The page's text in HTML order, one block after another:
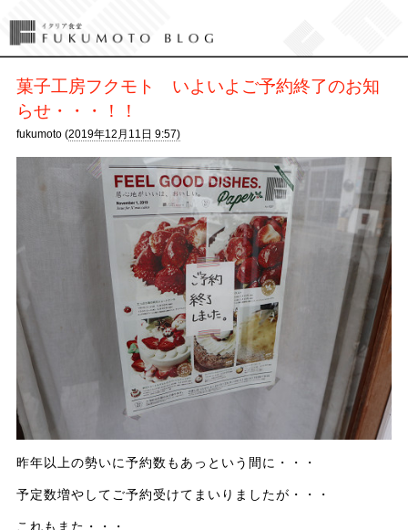
菓子工房フクモト いよいよご予約終了のお知
らせ・・・！！
fukumoto (2019年12月11日 9:57)
昨年以上の勢いに予約数もあっという間に・・・
予定数増やしてご予約受けてまいりましたが・・・
これもまた・・・